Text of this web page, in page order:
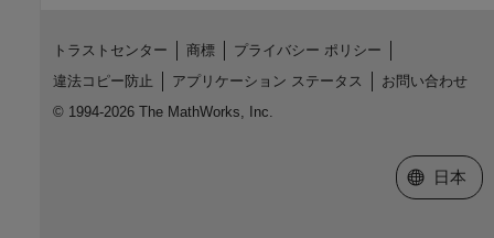
トラストセンター 商標
プライバシー ポリシー
違法コピー防止
アプリケーション ステータス
お問い合わせ
© 1994-2026 The MathWorks, Inc.
Web サイ
日本